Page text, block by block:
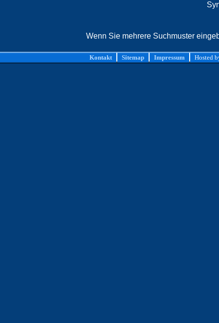
Wenn Sie mehrere Suchmuster
Kontakt Sitemap Impressum Hosted